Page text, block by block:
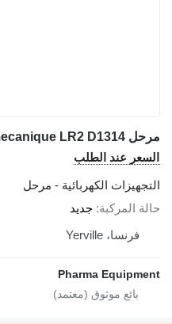
السعر عند الطلب
التجهيزات الكهربائية - مرحل
حالة المركبة جديد
فرنسا، Yerville
Pharma Equipment